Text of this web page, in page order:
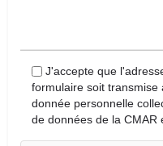
J'accepte que
formulaire soit transmise
donnée personnelle
de données de la CMAR